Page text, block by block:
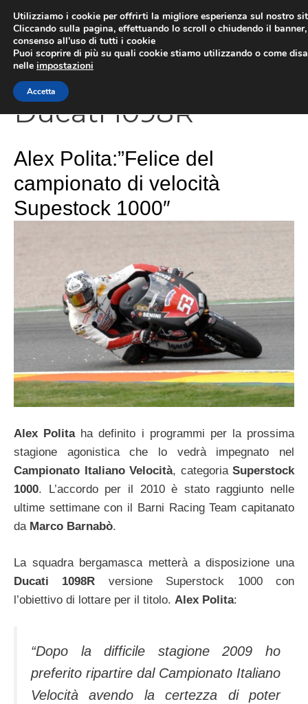
contenuto
Ducati 1098R
Alex Polita:”Felice del
campionato di velocità
Supestock 1000″
Alex Politaha definito i programmi per la prossima
stagione agonistica che lo vedrà impegnato nel
Campionato Italiano Velocità, categoria Superstock
1000. L’accordo per il 2010 è stato raggiunto nelle
ultime settimane con il Barni Racing Team capitanato
da Marco Barnabò.
La squadra bergamasca metterà a disposizione una
Ducati 1098R versione Superstock 1000 con
l’obiettivo di lottare per il titolo. Alex Polita:
“Dopo la difficile stagione 2009 ho
preferito ripartire dal Campionato Italiano
Velocità avendo la certezza di poter
Utilizziamo i cookie per offrirti la migliore esperienza sul nostro
Cliccando sulla pagina, effettuando lo scroll o chiudendo il
consenso all’uso di tutti i cookie
Puoi scoprire di più su quali cookie stiamo utilizzando o come
nelle impostazioni
Accetta